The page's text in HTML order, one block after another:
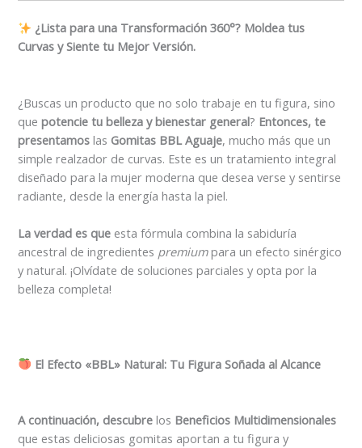
¿Lista para una Transformación 360°? Moldea tus
Curvas y Siente tu Mejor Versión.
¿Buscas un producto que no solo trabaje en tu figura, sino
quepotencie tu belleza y bienestar general? Entonces, te
presentamos las Gomitas BBL Aguaje, mucho más que un
simple realzador de curvas. Este es un tratamiento integral
diseñado para la mujer moderna que desea verse y sentirse
radiante, desde la energía hasta la piel.
La verdad es que esta fórmula combina la sabiduría
ancestral de ingredientes premiumpara un efecto sinérgico
y natural. ¡Olvídate de soluciones parciales y opta por la
belleza completa!
El Efecto «BBL» Natural: Tu Figura Soñada al Alcance
A continuación, descubre los Beneficios Multidimensionales
que estas deliciosas gomitas aportan a tu figura y